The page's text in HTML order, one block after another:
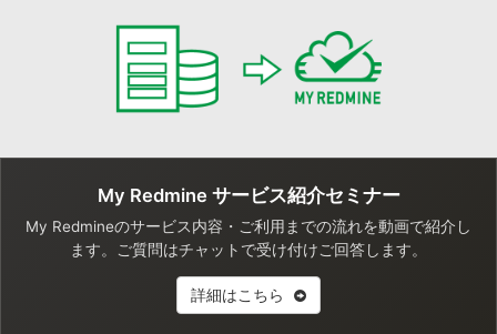
My Redmine サービス紹介セミナー
My Redmineのサービス内容・ご利用までの流れを動画で紹介し
ます。ご質問はチャットで受け付けご回答します。
詳細はこちら